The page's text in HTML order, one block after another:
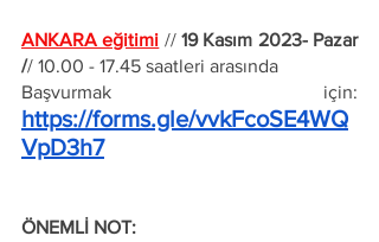
ANKARA eğitimi // 19 Kasım 2023- Pazar
// 10.00 - 17.45 saatleri arasında
Başvurmak için:
https://forms.gle/vvkFcoSE4WQ
VpD3h7
ÖNEMLİ NOT: